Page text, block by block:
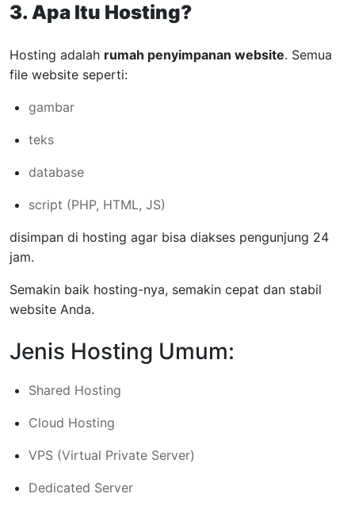
3. Apa Itu Hosting?
Hosting adalah rumah penyimpanan website. Semua
file website seperti:
gambar
teks
database
script (PHP, HTML, JS)
disimpan di hosting agar bisa diakses pengunjung 24
jam.
Semakin baik hosting-nya, semakin cepat dan stabil
website Anda.
Jenis Hosting Umum:
Shared Hosting
Cloud Hosting
VPS (Virtual Private Server)
Dedicated Server